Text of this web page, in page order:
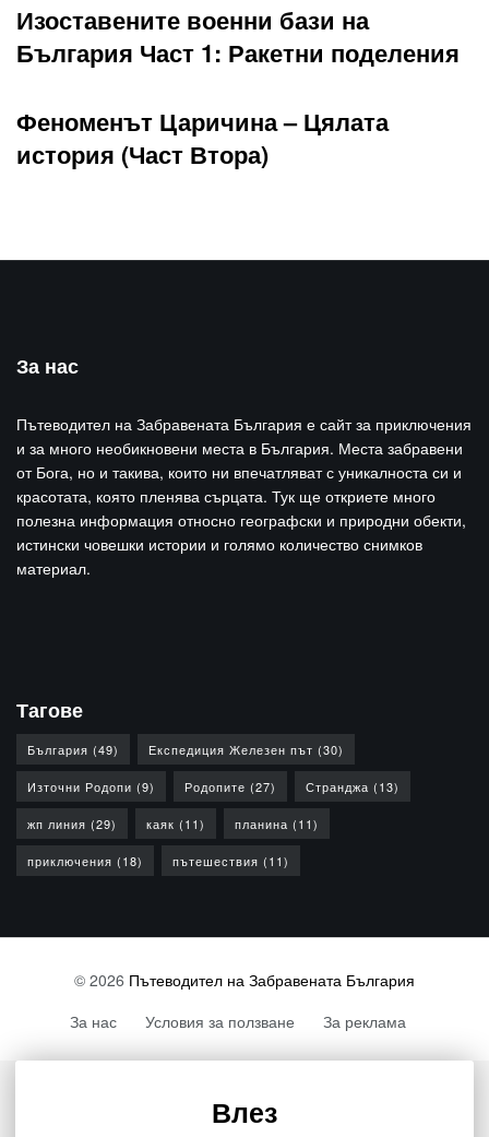
Изоставените военни бази на
България Част 1: Ракетни поделения
Феноменът Царичина – Цялата
история (Част Втора)
За нас
Пътеводител на Забравената България е сайт за приключения
и за много необикновени места в България. Места забравени
от Бога, но и такива, които ни впечатляват с уникалноста си и
красотата, която пленява сърцата. Тук ще откриете много
полезна информация относно географски и природни обекти,
истински човешки истории и голямо количество снимков
материал.
Тагове
България (49) Експедиция Железен път (30)
Източни Родопи (9) Родопите (27) Странджа (13)
жп линия (29) каяк (11) планина (11)
приключения (18) пътешествия (11)
© 2026 Пътеводител на Забравената България
За нас
Условия за ползване За реклама
Влез